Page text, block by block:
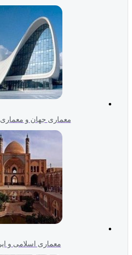
معماری جهان و معماری معاصر(170)
معماری اسلامی و ایرانی (303)